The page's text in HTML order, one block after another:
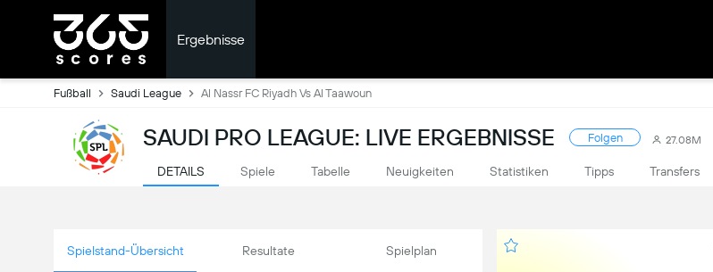
Ergebnisse
Fußball Saudi League Al Nassr FC Riyadh Vs Al Taawoun
SAUDI PRO LEAGUE: LIVE ERGEBNISSE Folgen 27.08M
DETAILS Spiele Tabelle Neuigkeiten Statistiken Tipps Transfers
Spielstand-Übersicht Resultate Spielplan